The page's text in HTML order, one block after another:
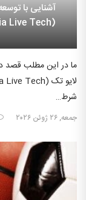
آشنایی با
(Asia Live Tech)
ما در این مطلب قصد
شرط…
جمعه, ۲۶ ژوئن ۲۰۲۶